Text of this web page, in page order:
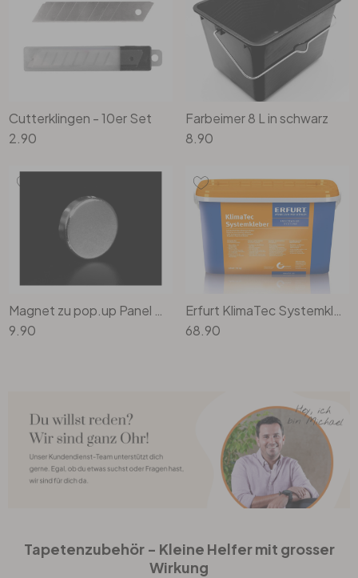
Büro
Eingangsbereich
Cutterklingen - 10er Set
2.90
Farbeimer 8 L in schwarz
8.90
9.90
68.90
Tapetenzubehör - Kleine Helfer mit grosser
Wirkung